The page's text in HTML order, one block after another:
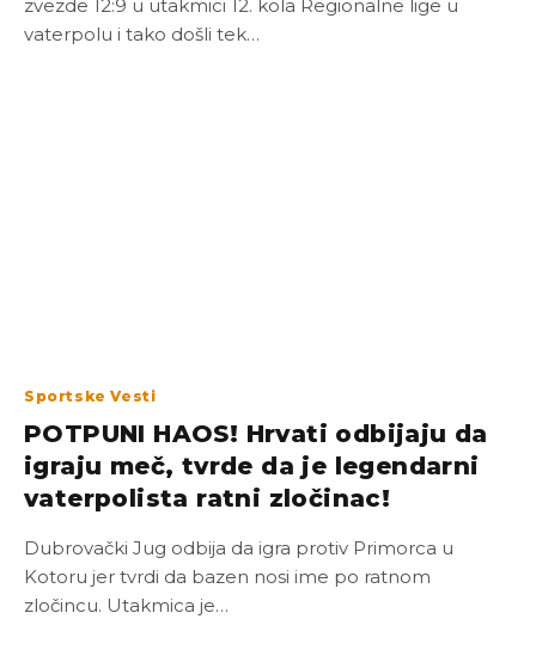
zvezde 12:9 u utakmici 12. kola Regionalne lige u
vaterpolu i tako došli tek…
Sportske Vesti
POTPUNI HAOS! Hrvati odbijaju da
igraju meč, tvrde da je legendarni
vaterpolista ratni zločinac!
Dubrovački Jug odbija da igra protiv Primorca u
Kotoru jer tvrdi da bazen nosi ime po ratnom
zločincu. Utakmica je…